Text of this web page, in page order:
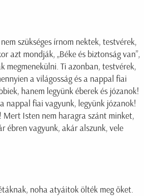
szükséges írnom nektek, testvérek,
azt mondják, „Béke és biztonság van”,
Ti azonban, testvérek,
a világosság és a nappal fiai
hanem legyünk éberek és józanok!
nappal fiai vagyunk, legyünk józanok!
Mert Isten nem haragra szánt minket,
ébren vagyunk, akár alszunk, vele
noha atyáitok ölték meg őket.